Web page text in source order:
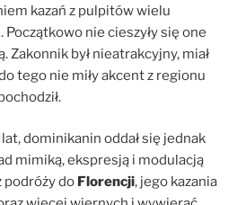
kazań z pulpitów wielu
Początkowo nie cieszyły się one
Zakonnik był nieatrakcyjny, miał
tego nie miły akcent z regionu
dominikanin oddał się jednak
mimiką, ekspresją i modulacją
podróży do Florencji, jego kazania